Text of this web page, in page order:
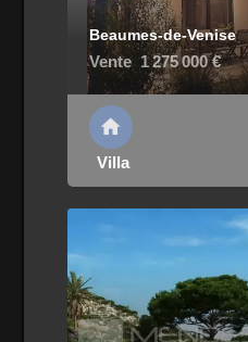
Beaumes-de-Venise
Vente 1 275 000 €
Villa